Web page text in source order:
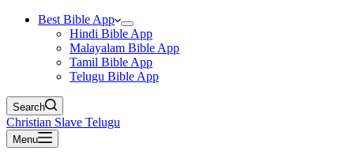
Best Bible App
Hindi Bible App
Malayalam Bible App
Tamil Bible App
Telugu Bible App
Search
Christian Slave Telugu
Menu